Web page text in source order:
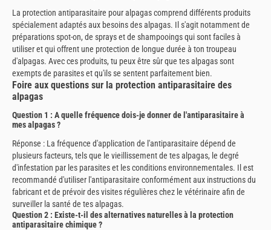
La protection antiparasitaire pour alpagas comprend différents produits
spécialement adaptés aux besoins des alpagas. Il s'agit notamment de
préparations spot-on, de sprays et de shampooings qui sont faciles à
utiliser et qui offrent une protection de longue durée à ton troupeau
d'alpagas. Avec ces produits, tu peux être sûr que tes alpagas sont
exempts de parasites et qu'ils se sentent parfaitement bien.
Foire aux questions sur la protection antiparasitaire des
alpagas
Question 1 : A quelle fréquence dois-je donner de l'antiparasitaire à
mes alpagas ?
Réponse : La fréquence d'application de l'antiparasitaire dépend de
plusieurs facteurs, tels que le vieillissement de tes alpagas, le degré
d'infestation par les parasites et les conditions environnementales. Il est
recommandé d'utiliser l'antiparasitaire conformément aux instructions du
fabricant et de prévoir des visites régulières chez le vétérinaire afin de
surveiller la santé de tes alpagas.
Question 2 : Existe-t-il des alternatives naturelles à la protection
antiparasitaire chimique ?